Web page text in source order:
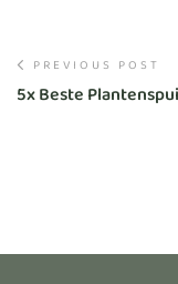
PREVIOUS POST
5x Beste